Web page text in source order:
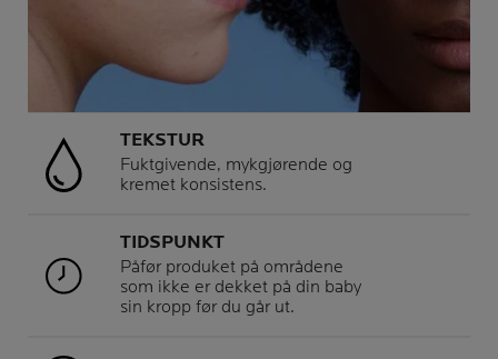
TEKSTUR
Fuktgivende, mykgjørende og
kremet konsistens.
TIDSPUNKT
Påfør produket på områdene
som ikke er dekket på din baby
sin kropp før du går ut.